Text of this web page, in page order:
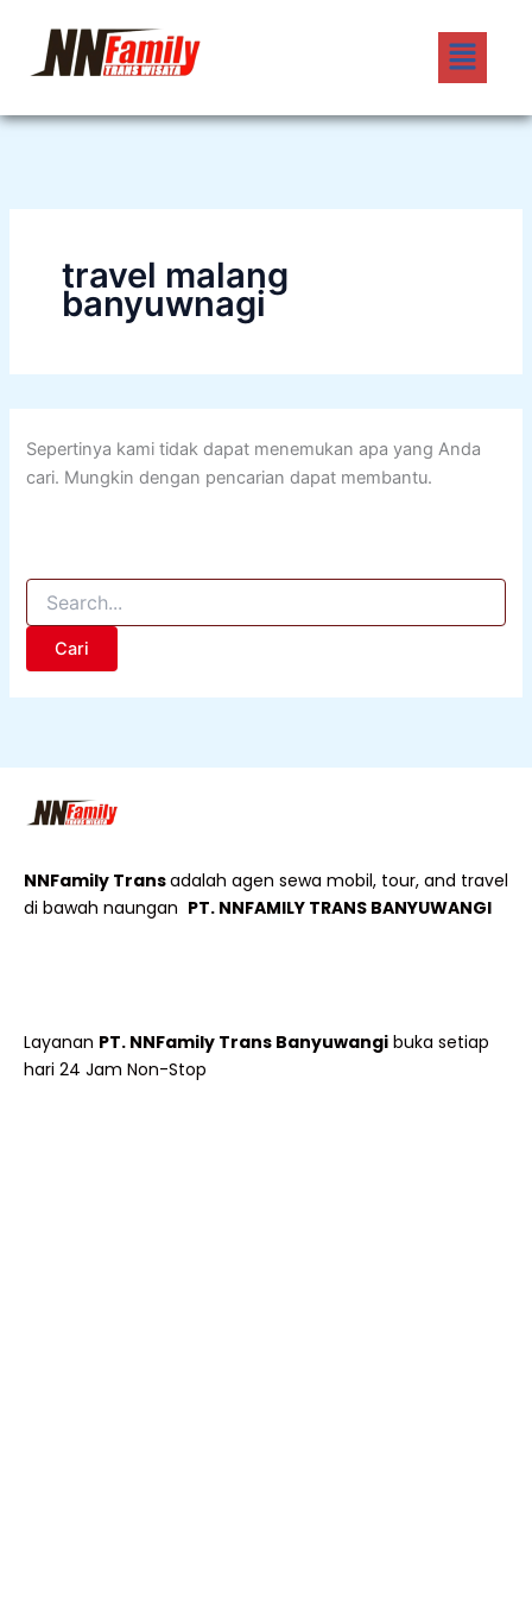
konten
Menu
travel malang
banyuwnagi
Sepertinya kami tidak dapat menemukan apa yang Anda
cari. Mungkin dengan pencarian dapat membantu.
untuk:
NNFamily Transadalah agen sewa mobil, tour, and travel
di bawah naungan PT. NNFAMILY TRANS BANYUWANGI
Layanan PT. NNFamily Trans Banyuwangi buka setiap
hari 24 Jam Non-Stop